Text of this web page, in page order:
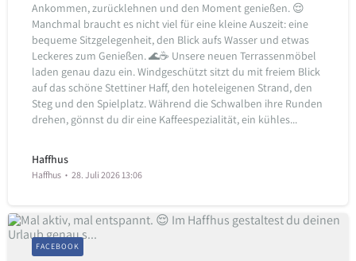
Ankommen, zurücklehnen und den Moment genießen. 😌
Manchmal braucht es nicht viel für eine kleine Auszeit: eine
bequeme Sitzgelegenheit, den Blick aufs Wasser und etwas
Leckeres zum Genießen. 🌊☕ Unsere neuen Terrassenmöbel
laden genau dazu ein.Windgeschützt sitzt du mit freiem Blick
auf das schöne Stettiner Haff, den hoteleigenen Strand, den
Steg und den Spielplatz.Während die Schwalben ihre Runden
drehen, gönnst du dir eine Kaffeespezialität, ein kühles...
Haffhus
Haffhus 28. Juli 2026 13:06
FACEBOOK